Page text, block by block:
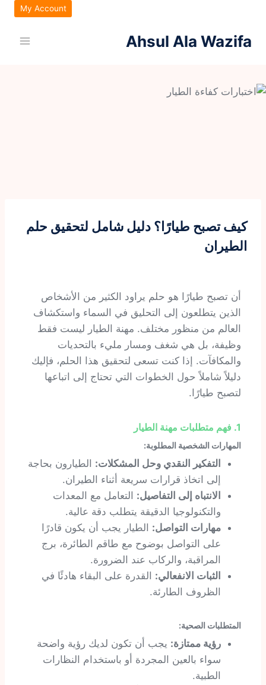
My Account
Ahsul Ala Wazifa
كيف تصبح طيارًا؟ دليل شامل لتحقيق حلم
الطيران
أن تصبح طيارًا هو حلم يراود الكثير من الأشخاص
الذين يتطلعون إلى التحليق في السماء واستكشاف
العالم من منظور مختلف. مهنة الطيار ليست فقط
وظيفة، بل هي شغف ومسار مليء بالتحديات
والمكافآت. إذا كنت تسعى لتحقيق هذا الحلم، فإليك
دليلاً شاملاً حول الخطوات التي تحتاج إلى اتباعها
لتصبح طيارًا.
1. فهم متطلبات مهنة الطيار
المهارات الشخصية المطلوبة:
التفكير النقدي وحل المشكلات: الطيارون بحاجة
إلى اتخاذ قرارات سريعة أثناء الطيران.
الانتباه إلى التفاصيل: التعامل مع المعدات
والتكنولوجيا الدقيقة يتطلب دقة عالية.
مهارات التواصل: الطيار يجب أن يكون قادرًا
على التواصل بوضوح مع طاقم الطائرة، برج
المراقبة، والركاب عند الضرورة.
الثبات الانفعالي: القدرة على البقاء هادئًا في
الظروف الطارئة.
المتطلبات الصحية:
رؤية ممتازة: يجب أن تكون لديك رؤية واضحة
سواء بالعين المجردة أو باستخدام النظارات
الطبية.